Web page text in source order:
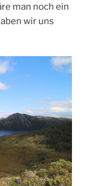
man noch ein
wir uns